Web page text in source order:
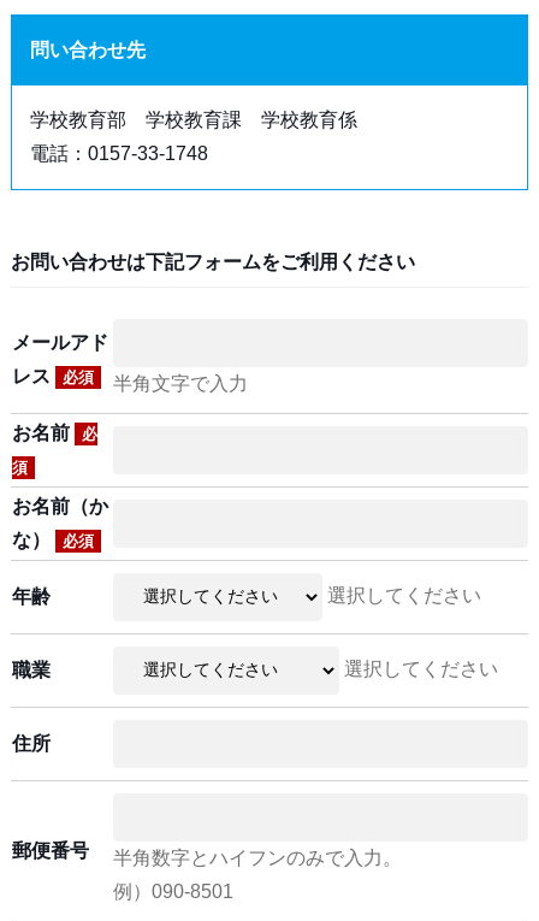
問い合わせ先
学校教育部 学校教育課 学校教育係
電話：0157-33-1748
お問い合わせは下記フォームをご利用ください
メールアド
レス
必須 半角文字で入力
お名前
必
須
お名前（か
な）
必須
年齢 選択してください
職業 選択してください
住所
郵便番号
半角数字とハイフンのみで入力。
例）090-8501